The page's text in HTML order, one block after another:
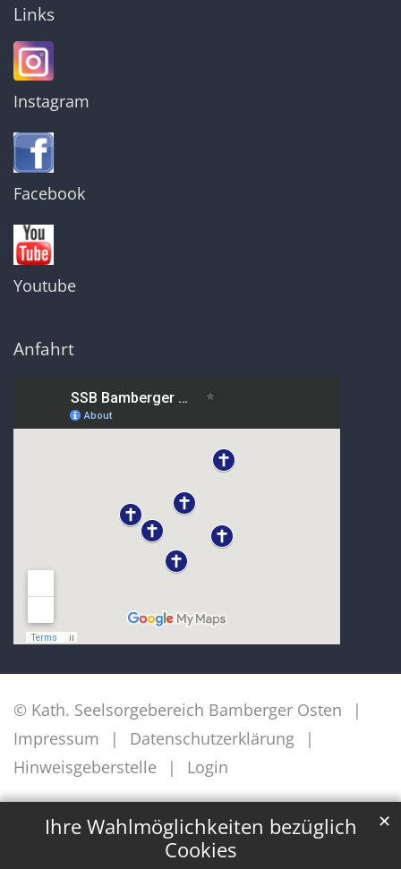
Ihre Wahlmöglichkeiten bezüglich
Cookies
✕
Links
Instagram
Facebook
Youtube
Anfahrt
© Kath. Seelsorgebereich Bamberger Osten
Impressum
Datenschutzerklärung
Hinweisgeberstelle
Login